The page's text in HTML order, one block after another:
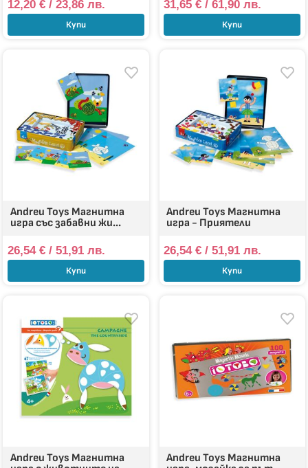
12,20 €/ 23,86 лв.
Купи
31,65 €/ 61,90 лв.
Купи
Andreu Toys Магнитна
игра със забавни жи...
26,54 €/ 51,91 лв.
Купи
Andreu Toys Магнитна
игра - Приятели
26,54 €/ 51,91 лв.
Купи
Andreu Toys Магнитна
Andreu Toys Магнитна